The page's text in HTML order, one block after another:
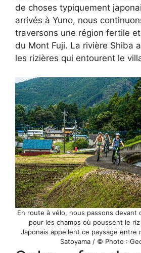
de choses typiquement
arrivés à Yuno, nous
traversons une région fertile
du Mont Fuji. La rivière Shiba
les rizières qui entourent le
En route à vélo, nous passons devant
pour les champs où poussent le
Japonais appellent ce paysage entre
Satoyama / © Photo :